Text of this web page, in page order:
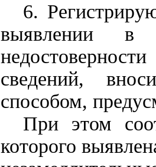
6.
выявлении в
сведений,
способом,
При этом
которого